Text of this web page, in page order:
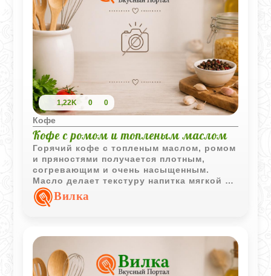
1,22K 0 0
Кофе
Кофе с ромом и топленым маслом
Горячий кофе с топленым маслом, ромом
и пряностями получается плотным,
согревающим и очень насыщенным.
Масло делает текстуру напитка мягкой и
бархатистой, а ром и мускатный орех
добавляют глубокий аромат.
Вилка